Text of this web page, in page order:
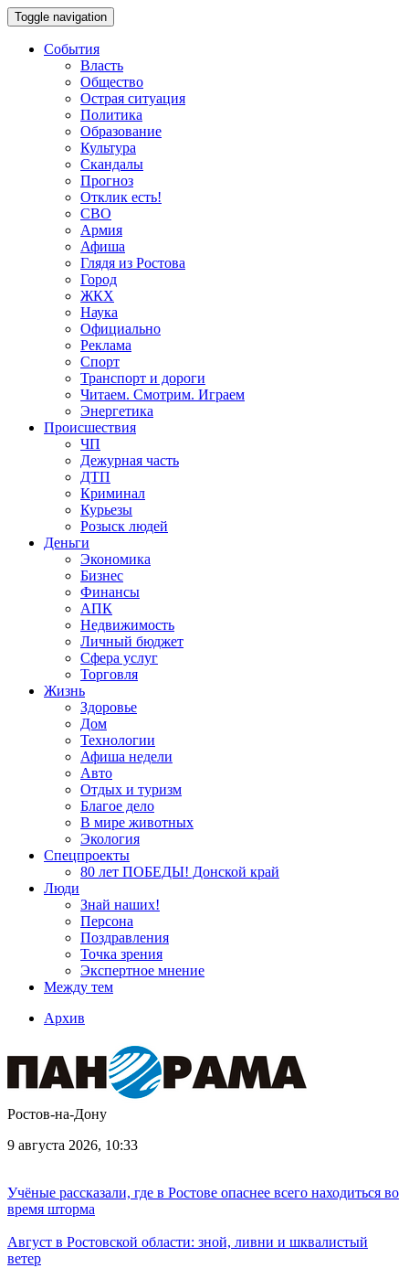
Toggle navigation
События
Власть
Общество
Острая ситуация
Политика
Образование
Культура
Скандалы
Прогноз
Отклик есть!
СВО
Армия
Афиша
Глядя из Ростова
Город
ЖКХ
Наука
Официально
Реклама
Спорт
Транспорт и дороги
Читаем. Смотрим. Играем
Энергетика
Происшествия
ЧП
Дежурная часть
ДТП
Криминал
Курьезы
Розыск людей
Деньги
Экономика
Бизнес
Финансы
АПК
Недвижимость
Личный бюджет
Сфера услуг
Торговля
Жизнь
Здоровье
Дом
Технологии
Афиша недели
Авто
Отдых и туризм
Благое дело
В мире животных
Экология
Спецпроекты
80 лет ПОБЕДЫ! Донской край
Люди
Знай наших!
Персона
Поздравления
Точка зрения
Экспертное мнение
Между тем
Архив
Ростов-на-Дону
9 августа 2026, 10:33
Учёные рассказали, где в Ростове опаснее всего находиться во
время шторма
Август в Ростовской области: зной, ливни и шквалистый
ветер